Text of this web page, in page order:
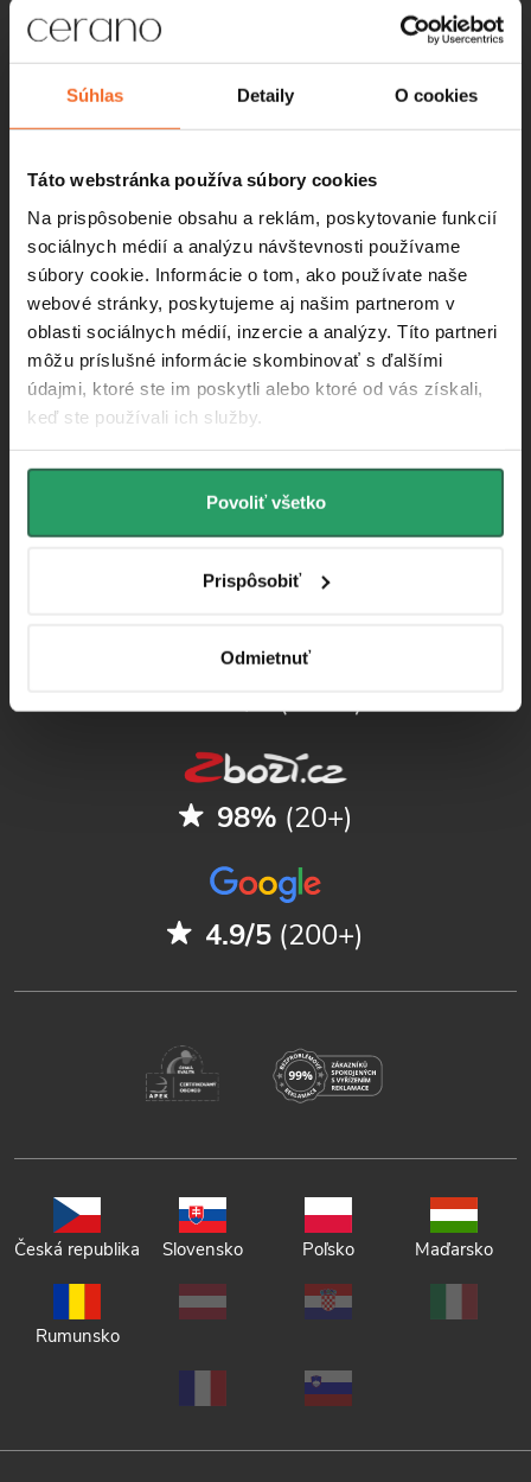
Súhlas Detaily O cookies
Táto webstránka používa súbory cookies
Na prispôsobenie obsahu a reklám, poskytovanie funkcií
sociálnych médií a analýzu návštevnosti používame
súbory cookie. Informácie o tom, ako používate naše
webové stránky, poskytujeme aj našim partnerom v
oblasti sociálnych médií, inzercie a analýzy. Títo partneri
môžu príslušné informácie skombinovať s ďalšími
údajmi, ktoré ste im poskytli alebo ktoré od vás získali,
keď ste používali ich služby.
Povoliť všetko
Prispôsobiť
Odmietnuť
Informácie pre vás
98% (20+)
4.9/5 (200+)
Česká republika Slovensko Poľsko Maďarsko
Rumunsko